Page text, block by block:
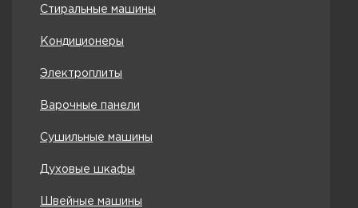
Стиральные машины
Кондиционеры
Электроплиты
Варочные панели
Сушильные машины
Духовые шкафы
Швейные машины